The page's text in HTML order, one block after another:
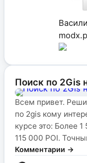
Поиск по 2Gis
Всем привет.
по 2gis кому
курсе это: Более
115 000 POI.
Комментарии →